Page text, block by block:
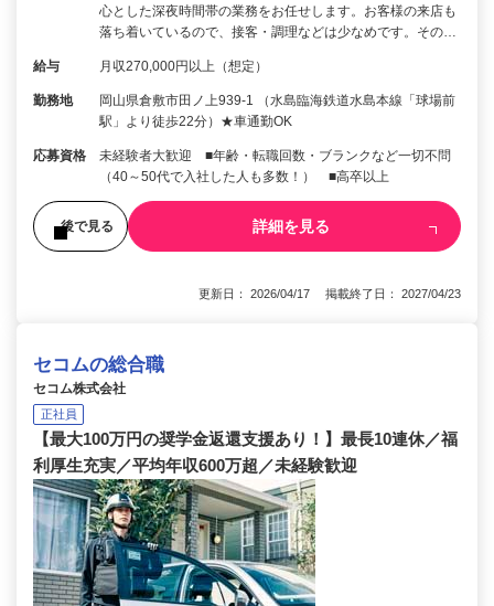
心とした深夜時間帯の業務をお任せします。お客様の来店も
落ち着いているので、接客・調理などは少なめです。その…
給与 月収270,000円以上（想定）
勤務地
岡山県倉敷市田ノ上939-1 （水島臨海鉄道水島本線「球場前
駅」より徒歩22分）★車通勤OK
応募資格
未経験者大歓迎 ■年齢・転職回数・ブランクなど一切不問
（40～50代で入社した人も多数！） ■高卒以上
後で見る 詳細を見る
更新日： 2026/04/17 掲載終了日： 2027/04/23
セコムの総合職
セコム株式会社
正社員
【最大100万円の奨学金返還支援あり！】最長10連休／福
利厚生充実／平均年収600万超／未経験歓迎